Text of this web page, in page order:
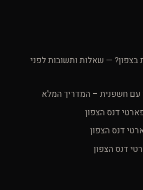
בצפון? — שאלות ותשובות לפני
עם חשפנית – המדריך המלא
דנס הצפון
דנס הצפון
דנס הצפון